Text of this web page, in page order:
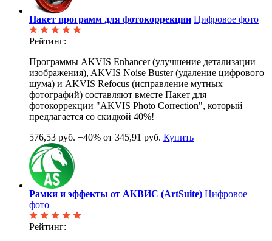
Пакет программ для фотокоррекции Цифровое фото
Рейтинг:
Программы AKVIS Enhancer (улучшение детализации
изображения), AKVIS Noise Buster (удаление цифрового
шума) и AKVIS Refocus (исправление мутных
фотографий) составляют вместе Пакет для
фотокоррекции "AKVIS Photo Correction", который
предлагается со скидкой 40%!
576,53 руб. −40% от 345,91 руб. Купить
Рамки и эффекты от АКВИС (ArtSuite) Цифровое
фото
Рейтинг: